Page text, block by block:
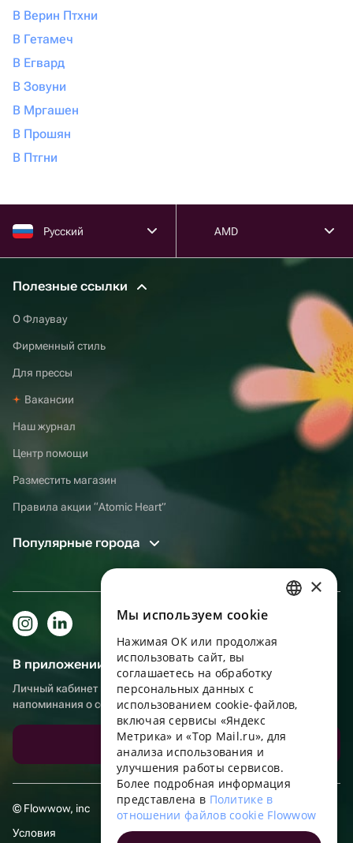
В Верин Птхни
В Гетамеч
В Егвард
В Зовуни
В Мргашен
В Прошян
В Птгни
Русский AMD
Полезные ссылки
О Флаувау
Фирменный стиль
Для прессы
Вакансии
Наш журнал
Центр помощи
Разместить магазин
Правила акции “Atomic Heart”
Популярные города
В приложении еще удобнее!
Личный кабинет получателя, больше бонусов за покупки и
напоминания о событиях
Скачать приложение
© Flowwow, inc
Условия
ENGLISH
UKRAINIAN
PORTUGUESE
FRENCH
TURKISH
×
Мы используем сookie
Нажимая ОК или продолжая
использовать сайт, вы
соглашаетесь на обработку
персональных данных с
использованием cookie-файлов,
включая сервисы «Яндекс
Метрика» и «Top Mail.ru», для
анализа использования и
улучшения работы сервисов.
Более подробная информация
представлена в Политике в
отношении файлов cookie Flowwow